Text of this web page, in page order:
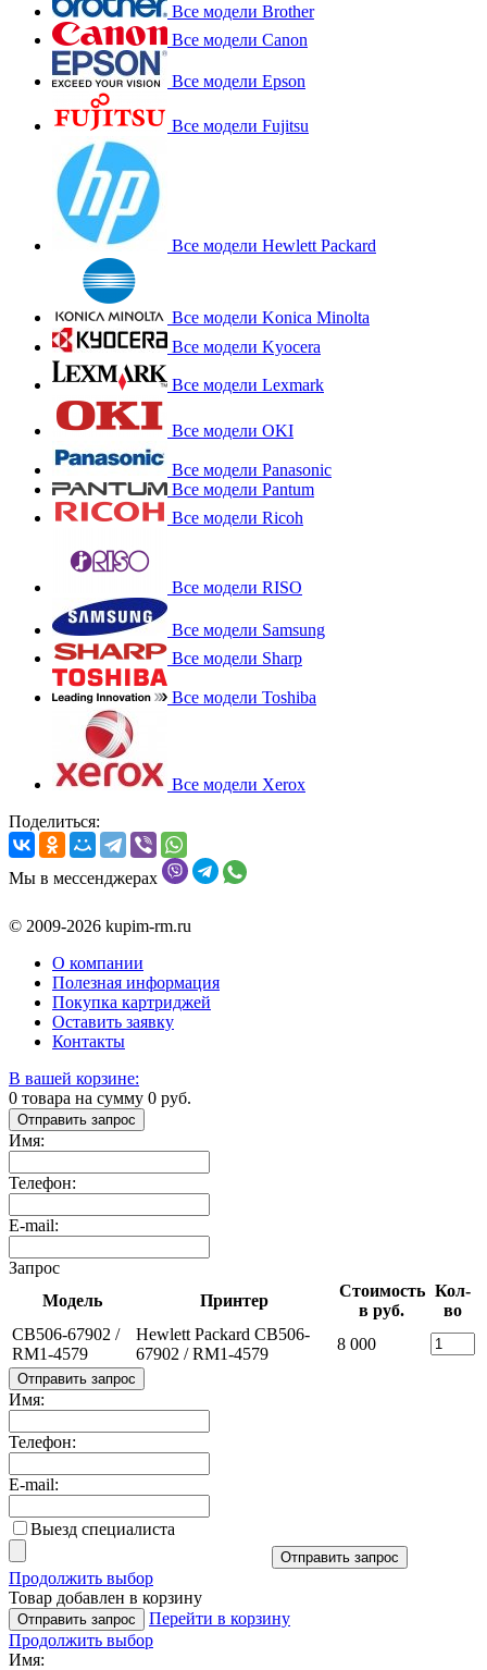
Все модели Brother
Все модели Canon
Все модели Epson
Все модели Fujitsu
Все модели Hewlett Packard
Все модели Konica Minolta
Все модели Kyocera
Все модели Lexmark
Все модели OKI
Все модели Panasonic
Все модели Pantum
Все модели Ricoh
Все модели RISO
Все модели Samsung
Все модели Sharp
Все модели Toshiba
Все модели Xerox
Поделиться:
Мы в мессенджерах
© 2009-2026 kupim-rm.ru
О компании
Полезная информация
Покупка картриджей
Оставить заявку
Контакты
В вашей корзине:
0 товара на сумму 0 руб.
Отправить запрос
Имя:
Телефон:
E-mail:
Запрос
Модель
Принтер
Стоимость
в руб.
Кол-
во
CB506-67902 /
RM1-4579
Hewlett Packard CB506-
67902 / RM1-4579
8 000
Отправить запрос
Имя:
Телефон:
E-mail:
Выезд специалиста
Отправить запрос
Продолжить выбор
Товар добавлен в корзину
Отправить запрос
Перейти в корзину
Продолжить выбор
Имя: